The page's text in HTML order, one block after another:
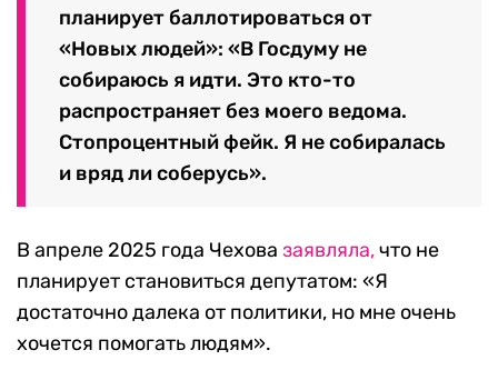
планирует баллотироваться от
«Новых людей»: «В Госдуму не
собираюсь я идти. Это кто-то
распространяет без моего ведома.
Стопроцентный фейк. Я не собиралась
и вряд ли соберусь».
В апреле 2025 года Чехова заявляла,что не
планирует становиться депутатом: «Я
достаточно далека от политики, но мне очень
хочется помогать людям».